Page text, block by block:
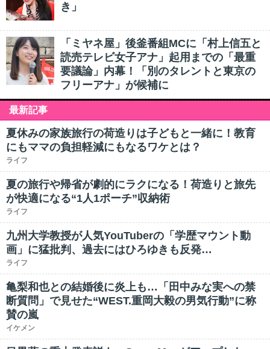
き」
「ミヤネ屋」後釜番組MCに「村上信五と
読売テレビ女子アナ」起用までの「最重
要議論」内幕！「別のタレントと東京の
フリーアナ」が候補に
最新記事
夏休みの家族旅行の荷造りは子どもと一緒に！教育
にもママの負担軽減にもなるワケとは？
ライフ
夏の旅行や帰省が劇的にラクになる！荷造りと旅先
が快適になる“1人1ポーチ”収納術
ライフ
九州大学教授が人気YouTuberの「学歴マウント動
画」に猛批判、過去にはひろゆきも反発…
ライフ
亀梨和也との結婚後に炎上も…「田中みな実への禁
断質問」で見せた“WEST.重岡大毅の男気行動”に称
賛の嵐
イケメン